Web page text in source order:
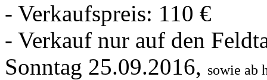
- Verkaufspreis: 110 €
- Verkauf nur auf den
Sonntag 25.09.2016, sowie ab